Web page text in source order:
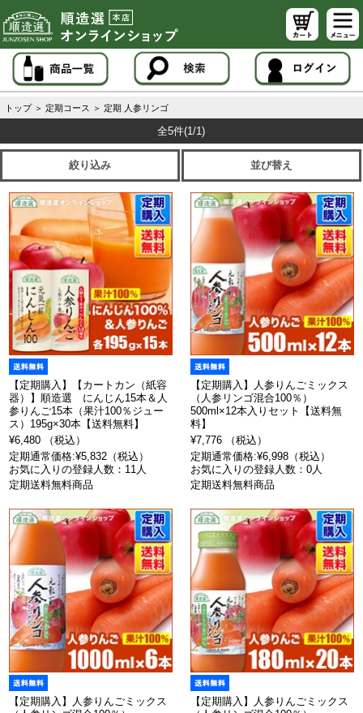
トップ ＞ 定期コース ＞ 定期 人参リンゴ
全5件(1/1)
絞り込み 並び替え
【定期購入】【カートカン（紙容
器）】順造選 にんじん15本＆人
参りんご15本（果汁100％ジュー
ス）195g×30本【送料無料】
¥6,480 （税込）
定期通常価格:¥5,832（税込）
お気に入りの登録人数：11人
定期送料無料商品
【定期購入】人参りんごミックス
（人参リンゴ混合100％）
500ml×12本入りセット【送料無
料】
¥7,776 （税込）
定期通常価格:¥6,998（税込）
お気に入りの登録人数：0人
定期送料無料商品
【定期購入】人参りんごミックス
【定期購入】人参りんごミックス